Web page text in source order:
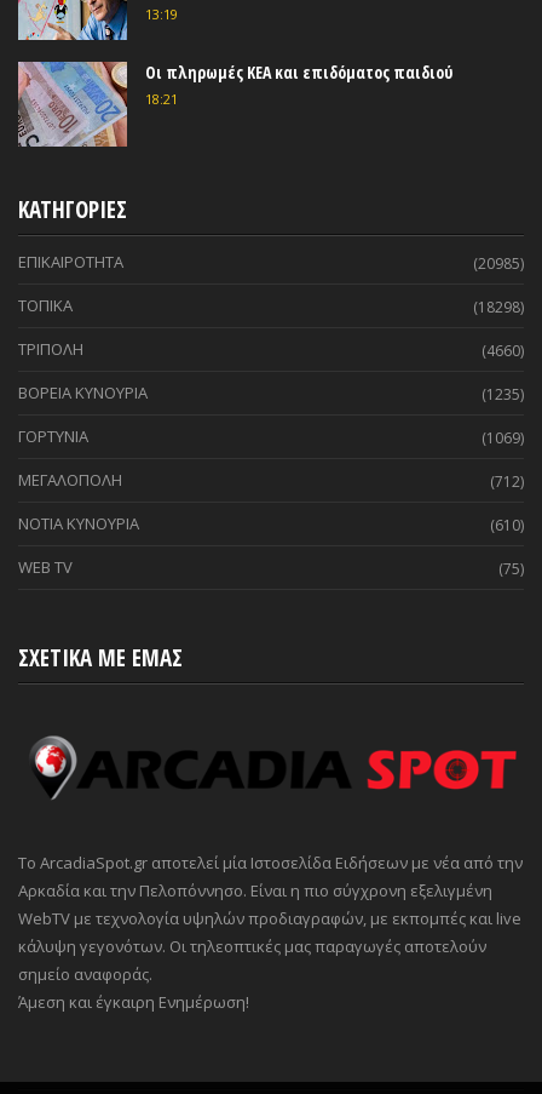
13:19
Οι πληρωμές ΚΕΑ και επιδόματος παιδιού
18:21
ΚΑΤΗΓΟΡΙΕΣ
ΕΠΙΚΑΙΡΟΤΗΤΑ (20985)
ΤΟΠΙΚΑ (18298)
ΤΡΙΠΟΛΗ (4660)
ΒΟΡΕΙΑ ΚΥΝΟΥΡΙΑ (1235)
ΓΟΡΤΥΝΙΑ (1069)
ΜΕΓΑΛΟΠΟΛΗ (712)
ΝΟΤΙΑ ΚΥΝΟΥΡΙΑ (610)
WEB TV (75)
ΣΧΕΤΙΚΑ ΜΕ ΕΜΑΣ
Το ArcadiaSpot.gr αποτελεί μία Ιστοσελίδα Ειδήσεων με νέα από την
Αρκαδία και την Πελοπόννησο. Είναι η πιο σύγχρονη εξελιγμένη
WebTV με τεχνολογία υψηλών προδιαγραφών, με εκπομπές και live
κάλυψη γεγονότων. Οι τηλεοπτικές μας παραγωγές αποτελούν
σημείο αναφοράς.
Άμεση και έγκαιρη Ενημέρωση!